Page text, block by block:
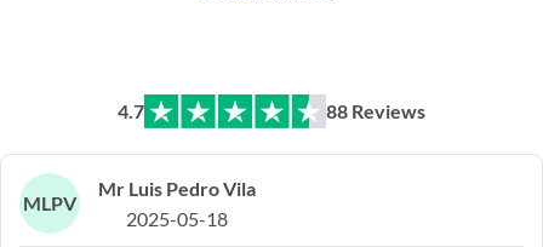
4.7 88 Reviews
MLPV
Mr Luis Pedro Vila
2025-05-18